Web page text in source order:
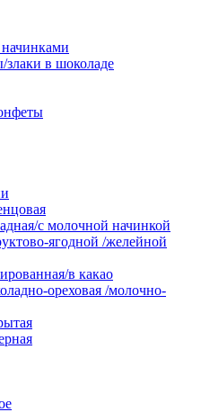
в шоколаде
с молочной начинкой
ягодной /желейной
в какао
ореховая /молочно-